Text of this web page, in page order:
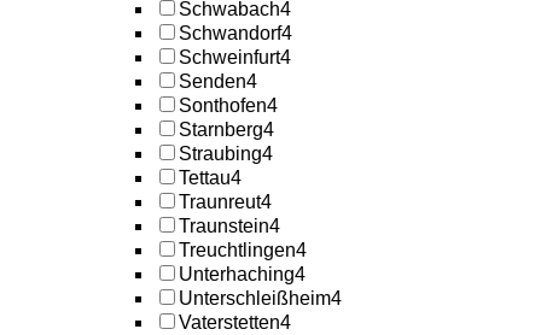
Schwabach4
Schwandorf4
Schweinfurt4
Senden4
Sonthofen4
Starnberg4
Straubing4
Tettau4
Traunreut4
Traunstein4
Treuchtlingen4
Unterhaching4
Unterschleißheim4
Vaterstetten4